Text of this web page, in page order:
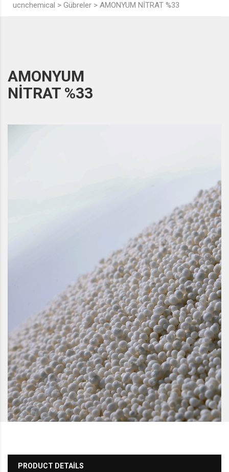
ucnchemical > Gübreler > AMONYUM NİTRAT %33
AMONYUM
NİTRAT %33
PRODUCT DETAILS